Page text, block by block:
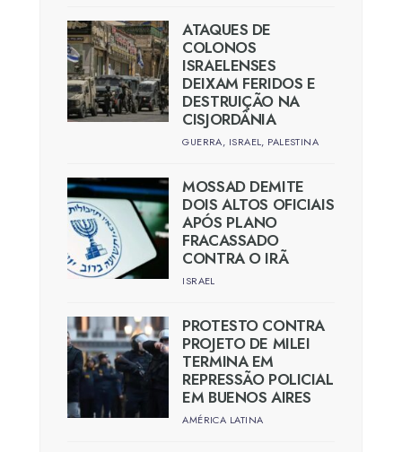
ATAQUES DE
COLONOS
ISRAELENSES
DEIXAM FERIDOS E
DESTRUIÇÃO NA
CISJORDÂNIA
GUERRA, ISRAEL, PALESTINA
MOSSAD DEMITE
DOIS ALTOS OFICIAIS
APÓS PLANO
FRACASSADO
CONTRA O IRÃ
ISRAEL
PROTESTO CONTRA
PROJETO DE MILEI
TERMINA EM
REPRESSÃO POLICIAL
EM BUENOS AIRES
AMÉRICA LATINA